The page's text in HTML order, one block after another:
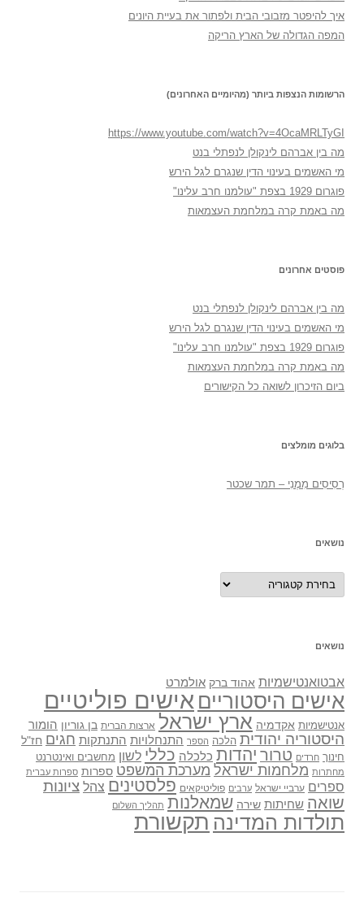
איך להיפטר מזבובי הבית ולפתור את בעיית היונים
המפה הגדולה של הארץ הריקה
הרשומות הנצפות ביותר (מהיומיים האחרונים)
https://www.youtube.com/watch?v=4OcaMRLTyGI
מה בין אברהם לינקולן לנפתלי בנט
מי האשמים בעינוי הדין שנגרם לגל הירש
פוגרום 1929 בצפת "עולמנו חרב עלינו"
מה באמת קרה במלחמת העצמאות
פוסטים אחרונים
מה בין אברהם לינקולן לנפתלי בנט
מי האשמים בעינוי הדין שנגרם לגל הירש
פוגרום 1929 בצפת "עולמנו חרב עלינו"
מה באמת קרה במלחמת העצמאות
ביום הזיכרון לשואה כל הקישורים
בלוגים מומלצים
רְסִיסִים מִמֶנִי – תמר שכטר
נושאים
נושאים
נושאים
אבטואנטישמיות אהוד ברק אולמרט
אישים היסטוריים אישים פוליטיים
אנטישמיות אקדמיה ארץ ישראל ארצות הברית בן גוריון הומור
היסטוריה יהודית הלכה הספר התנחלויות התנתקות חגים חז"ל
חינוך חרדים טרור יהדות כלכלה כללי לשון מחשבים ואינטרנט
מחתרות מלחמות ישראל מערכת המשפט ספרות ספרות עברית
ספרים ערביי ישראל ערבים פוליטיקאים פלסטינים צהל ציונות
שואה שחיתות שירה שמאלנות תהליך השלום
תולדות המדינה תקשורת